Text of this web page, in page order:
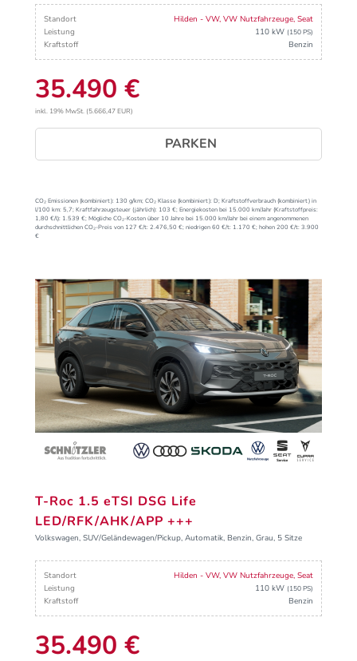
Standort
Hilden - VW, VW Nutzfahrzeuge, Seat
Leistung
110 kW (150 PS)
Kraftstoff Benzin
35.490 €
inkl. 19% MwSt. (5.666,47 EUR)
PARKEN
CO₂ Emissionen (kombiniert): 130 g/km;CO₂ Klasse (kombiniert):D;Kraftstoffverbrauch (kombiniert) in
l/100 km:5,7;Kraftfahrzeugsteuer (jährlich): 103 €;Energiekosten bei 15.000 km/Jahr (Kraftstoffpreis:
1,80 €/l): 1.539 €;Mögliche CO₂-Kosten über 10 Jahre bei 15.000 km/Jahr bei einem angenommenen
durchschnittlichen CO₂-Preis von 127 €/t:2.476,50 €; niedrigen 60 €/t: 1.170 €; hohen 200 €/t: 3.900
€
T-Roc 1.5 eTSI DSG Life
LED/RFK/AHK/APP +++
Volkswagen, SUV/Geländewagen/Pickup, Automatik, Benzin, Grau, 5 Sitze
Standort
Hilden - VW, VW Nutzfahrzeuge, Seat
Leistung
110 kW (150 PS)
Kraftstoff Benzin
35.490 €